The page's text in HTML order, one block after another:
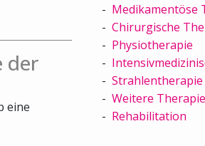
der
eine
Medikamentöse
Chirurgische
Physiotherapie
Strahlentherapie
Weitere
Rehabilitation